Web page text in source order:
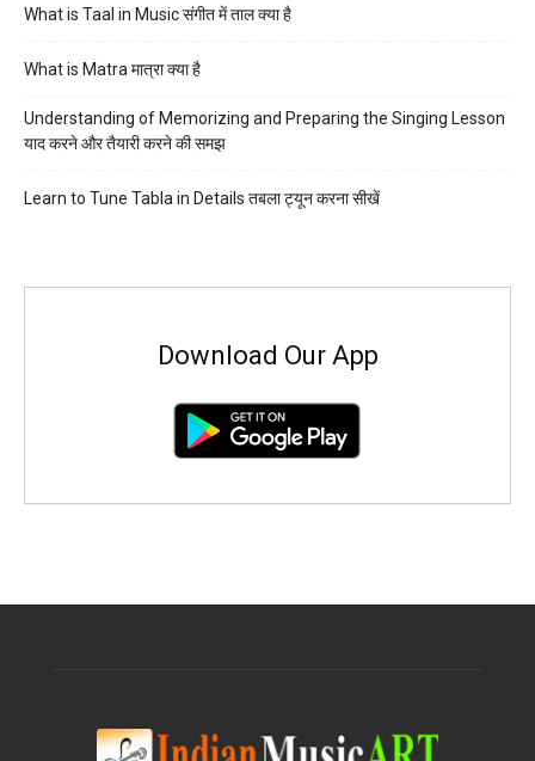
What is Taal in Music संगीत में ताल क्या है
What is Matra मात्रा क्या है
Understanding of Memorizing and Preparing the Singing Lesson
याद करने और तैयारी करने की समझ
Learn to Tune Tabla in Details तबला ट्यून करना सीखें
Download Our App